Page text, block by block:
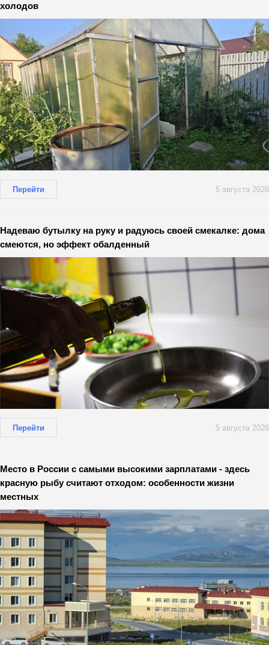
холодов
Перейти 5 августа 2026
Надеваю бутылку на руку и радуюсь своей смекалке: дома
смеются, но эффект обалденный
Перейти 5 августа 2026
Место в России с самыми высокими зарплатами - здесь
красную рыбу считают отходом: особенности жизни
местных